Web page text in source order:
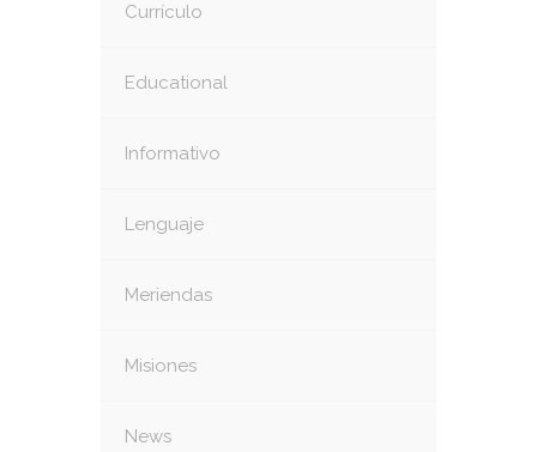
Currículo
Educational
Informativo
Lenguaje
Meriendas
Misiones
News